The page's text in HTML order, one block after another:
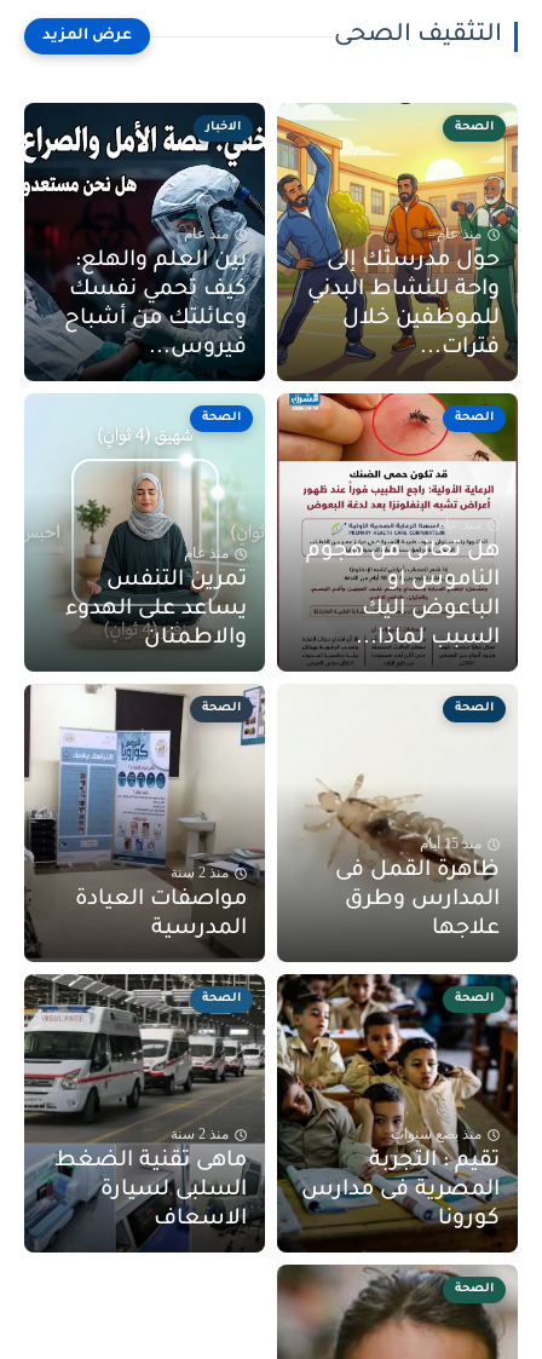
التثقيف الصحى
الصحة
منذ عام
حوّل مدرستك إلى
واحة للنشاط البدني
للموظفين خلال
فترات...
الاخبار
منذ عام
بين العلم والهلع:
كيف تحمي نفسك
وعائلتك من أشباح
فيروس...
الصحة
منذ عام
هل تعانى من هجوم
الناموس او
الباعوض اليك
السبب لماذا...
الصحة
منذ عام
تمرين التنفس
يساعد على الهدوء
والاطمنان
الصحة
منذ 15 أيام
ظاهرة القمل فى
المدارس وطرق
علاجها
الصحة
منذ 2 سنة
مواصفات العيادة
المدرسية
الصحة
منذ بضع سنوات
تقيم : التجربة
المصرية فى مدارس
كورونا
الصحة
منذ 2 سنة
ماهى تقنية الضغط
السلبى لسيارة
الاسعاف
الصحة